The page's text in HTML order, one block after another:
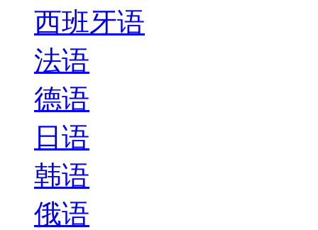
西班牙语
法语
德语
日语
韩语
俄语